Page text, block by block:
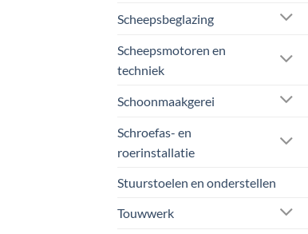
Scheepsbeglazing
Scheepsmotoren en
techniek
Schoonmaakgerei
Schroefas- en
roerinstallatie
Stuurstoelen en onderstellen
Touwwerk